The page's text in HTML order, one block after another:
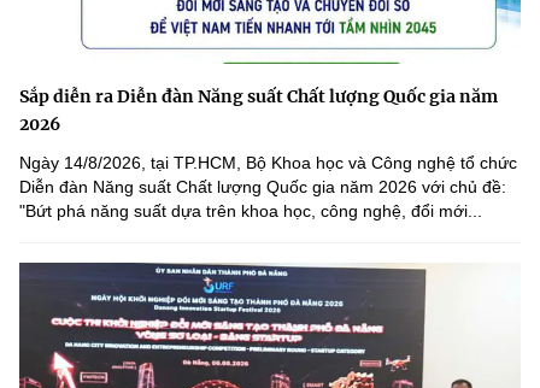
Sắp diễn ra Diễn đàn Năng suất Chất lượng Quốc gia năm
2026
Ngày 14/8/2026, tại TP.HCM, Bộ Khoa học và Công nghệ tổ chức
Diễn đàn Năng suất Chất lượng Quốc gia năm 2026 với chủ đề:
"Bứt phá năng suất dựa trên khoa học, công nghệ, đổi mới...